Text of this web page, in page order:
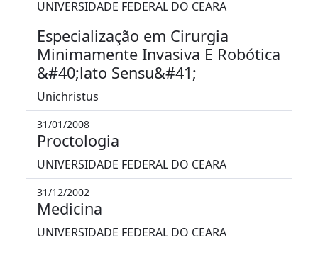
UNIVERSIDADE FEDERAL DO CEARA
Especialização em Cirurgia
Minimamente Invasiva E Robótica
&#40;lato Sensu&#41;
Unichristus
31/01/2008
Proctologia
UNIVERSIDADE FEDERAL DO CEARA
31/12/2002
Medicina
UNIVERSIDADE FEDERAL DO CEARA